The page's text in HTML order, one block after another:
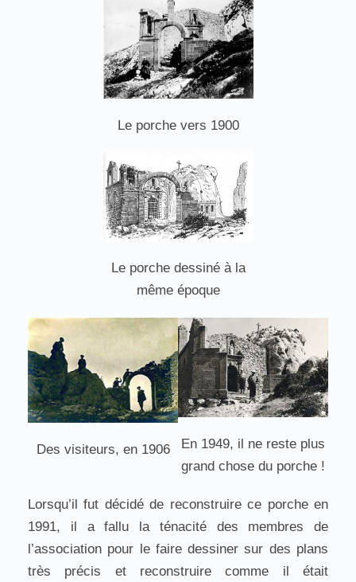
Le porche vers 1900
Le porche dessiné à la
même époque
Des visiteurs, en 1906
En 1949, il ne reste plus
grand chose du porche !
Lorsqu’il fut décidé de reconstruire ce porche en
1991, il a fallu la ténacité des membres de
l’association pour le faire dessiner sur des plans
très précis et reconstruire comme il était